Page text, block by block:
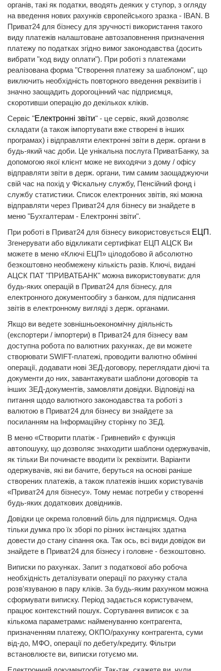
органів, такі як податки, вводять деяких у ступор, з огляду
на введення нових рахунків європейського зразка - IBAN. В
Приват24 для бізнесу для зручності використання такого
виду платежів налаштоване автозаповнення призначення
платежу по податках згідно вимог законодавства (досить
вибрати "код виду оплати"). При роботі з платежами
реалізована форма "Створення платежу за шаблоном", що
виключить необхідність повторного введення реквізитів і
значно заощадить дорогоцінний час підприємця,
скоротивши операцію до декількох кліків.
Сервіс "Електронні звіти" - це сервіс, який дозволяє
складати (а також імпортувати вже створені в інших
програмах) і відправляти електронні звіти в держ. органи в
будь-який час доби. Це унікальна послуга ПриватБанку, за
допомогою якої клієнт може не виходячи з дому / офісу
відправляти звіти в держ. органи, тим самим заощаджуючи
свій час на похід у Фіскальну службу, Пенсійний фонд і
службу статистики. Список електронних звітів, які можна
відправляти через Приват24 для бізнесу ви знайдете в
меню "Бухгалтерам - Електронні звіти".
При роботі в Приват24 для бізнесу використовується ЕЦП .
Згенерувати або відкликати сертифікат ЕЦП АЦСК Ви
можете в меню «Ключі ЕЦП» цілодобово й абсолютно
безкоштовно необмежену кількість разів. Ключі, видані
АЦСК ПАТ "ПРИВАТБАНК" можна використовувати: для
будь-яких операцій в Приват24 для бізнесу, для
електронного документообігу з банком, для підписання
звітів в електронному вигляді з держ. органами.
Якщо ви ведете зовнішньоекономічну діяльність
(експортери / імпортери) в Приват24 для бізнесу вам
доступна робота по валютних рахунках, де ви можете
створювати SWIFT-платежі, проводити валютно обмінні
операції, додавати нові ЗЕД-договору, переглядати діючі та
документи до них, завантажувати шаблони договорів та
інших ЗЕД-документів, замовляти довідки. Відповіді на
питання щодо валютного законодавства та роботі з
валютою в Приват24 для бізнесу ви знайдете за
посиланням на Інформаційну сторінку по ЗЕД.
В меню «Створити платіж - Гривневий» є функція
автопошуку, що дозволяє знаходити шаблони одержувачів,
як тільки Ви починаєте вводити їх реквізити. Варіанти
одержувачів, які ви бачите, беруться на основі раніше
створених платежів, а також платежів інших користувачів
«Приват24 для бізнесу». Тому немає потреби у створенні
будь-яких додаткових довідників.
Довідки це окрема головний біль для підприємця. Одна
тільки думка про їх зборі по різних інстанціях здатна
довести до стану сіпання ока. Так ось, всі види довідок ви
знайдете в Приват24 для бізнесу і головне - безкоштовно.
Виписки по рахунках. Запит з податкової або робоча
необхідність деталізувати операції по рахунку стала
розв'язуваною в пару кліків. За будь-яким рахунком можна
сформувати виписку. Період задається користувачем,
працює контекстний пошук. Сортування виписок є за
кількома параметрами: найменуванню контрагента,
призначенням платежу, ОКПО/рахунку контрагента, суми
від-до, МФО, операції по дебету/кредиту. Фільтри
встановлюєте ви, виписки готуємо ми.